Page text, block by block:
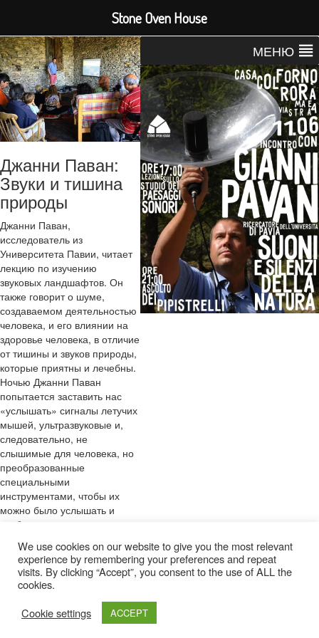
Джанни Паван:
Звуки и тишина
природы
Джанни Паван,
исследователь из
Университета Павии, читает
лекцию по изучению
звуковых ландшафтов. Он
также говорит о шуме,
создаваемом деятельностью
человека, и его влиянии на
здоровье человека, в отличие
от тишины и звуков природы,
которые приятны и лечебны.
Ночью Джанни Паван
попытается заставить нас
«услышать» сигналы летучих
мышей, ультразвуковые и,
следовательно, не
слышимые для человека, но
преобразованные
специальными
инструментами, чтобы их
можно было услышать и
отобразить в их характерных
МЕНЮ
We use cookies on our website to give you the most relevant
experience by remembering your preferences and repeat
visits. By clicking “Accept”, you consent to the use of ALL the
cookies.
Cookie settings
ACCEPT
Stone Oven House